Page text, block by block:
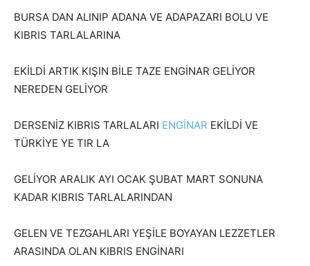
BURSA DAN ALINIP ADANA VE ADAPAZARI BOLU VE
KIBRIS TARLALARINA
EKİLDİ ARTIK KIŞIN BİLE TAZE ENGİNAR GELİYOR
NEREDEN GELİYOR
DERSENİZ KIBRIS TARLALARI ENGİNAR EKİLDİ VE
TÜRKİYE YE TIR LA
GELİYOR ARALIK AYI OCAK ŞUBAT MART SONUNA
KADAR KIBRIS TARLALARINDAN
GELEN VE TEZGAHLARI YEŞİLE BOYAYAN LEZZETLER
ARASINDA OLAN KIBRIS ENGİNARI